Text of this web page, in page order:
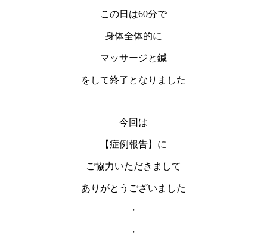
この日は60分で
身体全体的に
マッサージと鍼
をして終了となりました
今回は
【症例報告】に
ご協力いただきまして
ありがとうございました
・